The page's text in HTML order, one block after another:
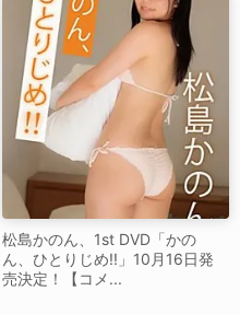
松島かのん、1st DVD「かの
ん、ひとりじめ!!」10月16日発
売決定！【コメ...